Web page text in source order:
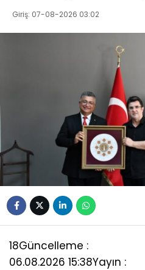
Giriş: 07-08-2026 03:02
18Güncelleme :
06.08.2026 15:38Yayın :